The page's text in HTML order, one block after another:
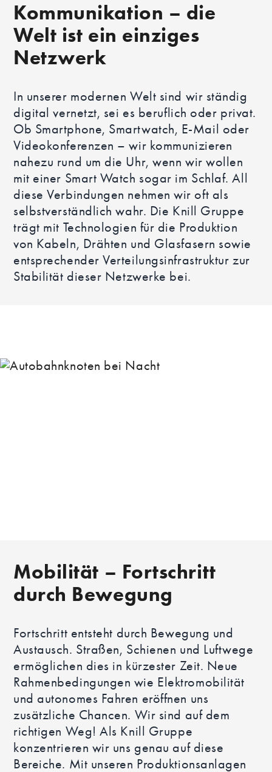
Kommunikation – die
Welt ist ein einziges
Netzwerk
In unserer modernen Welt sind wir ständig
digital vernetzt, sei es beruflich oder privat.
Ob Smartphone, Smartwatch, E-Mail oder
Videokonferenzen – wir kommunizieren
nahezu rund um die Uhr, wenn wir wollen
mit einer Smart Watch sogar im Schlaf. All
diese Verbindungen nehmen wir oft als
selbstverständlich wahr. Die Knill Gruppe
trägt mit Technologien für die Produktion
von Kabeln, Drähten und Glasfasern sowie
entsprechender Verteilungsinfrastruktur zur
Stabilität dieser Netzwerke bei.
Mobilität – Fortschritt
durch Bewegung
Fortschritt entsteht durch Bewegung und
Austausch. Straßen, Schienen und Luftwege
ermöglichen dies in kürzester Zeit. Neue
Rahmenbedingungen wie Elektromobilität
und autonomes Fahren eröffnen uns
zusätzliche Chancen. Wir sind auf dem
richtigen Weg! Als Knill Gruppe
konzentrieren wir uns genau auf diese
Bereiche. Mit unseren Produktionsanlagen